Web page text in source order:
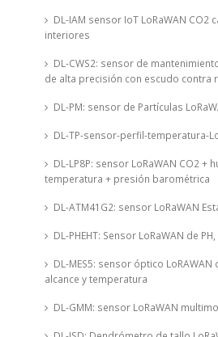
DL-IAM sensor IoT LoRaWAN CO2
interiores
DL-CWS2: sensor de
de alta precisión con escudo contra
DL-PM: sensor de Partículas
DL-TP-sensor-perfil-temperatura-
DL-LP8P: sensor LoRaWAN CO2 +
temperatura + presión barométrica
DL-ATM41G2: sensor LoRaWAN
DL-PHEHT: Sensor LoRaWAN de
DL-MES5: sensor óptico
alcance y temperatura
DL-GMM: sensor LoRaWAN